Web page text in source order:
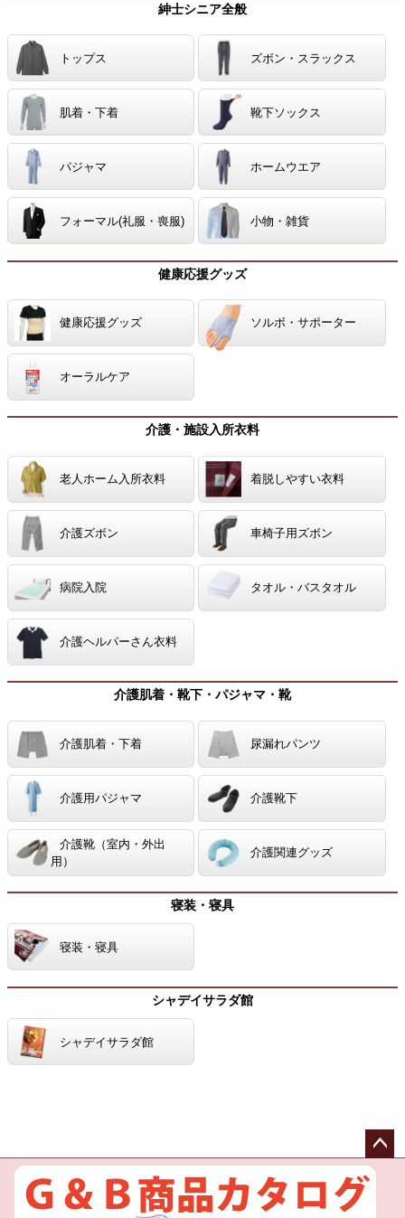
紳士シニア全般
トップス ズボン・スラックス
肌着・下着 靴下ソックス
パジャマ ホームウエア
フォーマル(礼服・喪服) 小物・雑貨
健康応援グッズ
健康応援グッズ ソルボ・サポーター
オーラルケア
介護・施設入所衣料
老人ホーム入所衣料 着脱しやすい衣料
介護ズボン 車椅子用ズボン
病院入院 タオル・バスタオル
介護ヘルパーさん衣料
介護肌着・靴下・パジャマ・靴
介護肌着・下着 尿漏れパンツ
介護用パジャマ 介護靴下
介護靴（室内・外出
用）
介護関連グッズ
寝装・寝具
寝装・寝具
シャデイサラダ館
シャデイサラダ館
ペー